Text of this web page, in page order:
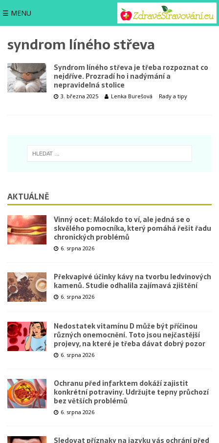
☰ MENU
syndrom líného střeva
Syndrom líného střeva je třeba rozpoznat co
nejdříve. Prozradí ho i nadýmání a
nepravidelná stolice
3. března 2025 Lenka Burešová Rady a tipy
AKTUÁLNĚ
Vinný ocet: Málokdo to ví, ale jedná se o
skvělého pomocníka, který pomáhá řešit řadu
chronických problémů
6. srpna 2026
Překvapivé účinky kávy na tvorbu ledvinových
kamenů. Studie odhalila zajímavá zjištění
6. srpna 2026
Nedostatek vitamínu D může být příčinou
různých onemocnění. Toto jsou nejčastější
projevy, na které je třeba dávat dobrý pozor
6. srpna 2026
Ochranu před infarktem dokáží zajistit
konkrétní potraviny. Udržujte tepny průchozí
bez větších problémů
6. srpna 2026
Sledovat příznaky na jazyku vás ochrání před